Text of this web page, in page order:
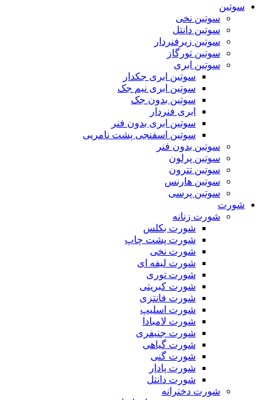
سوتین
سوتین نخی
سوتین دانتل
سوتین زیرفنردار
سوتین تورگاز
سوتین ابری
سوتین ابری جکدار
سوتین ابری نیم جک
سوتین بدون جک
ابری فنردار
سوتین ابری بدون فنر
سوتین اسفنجی پشت نامریی
سوتین بدون فنر
سوتین پرلون
سوتین تترون
سوتین هارنس
سوتین پرسی
شورت
شورت زنانه
شورت بکلس
شورت پشت چاپ
شورت نخی
شورت لیفه ای
شورت توری
شورت کبریتی
شورت فانتزی
شورت اسلیپ
شورت لامبادا
شورت جنیفری
شورت گیاهی
شورت گنی
شورت پادار
شورت دانتل
شورت دخترانه